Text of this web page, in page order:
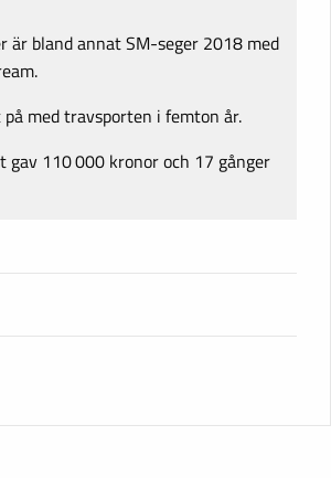
är bland annat SM-seger 2018 med
med trav­sporten i femton år.
gav 110 000 kronor och 17 gånger